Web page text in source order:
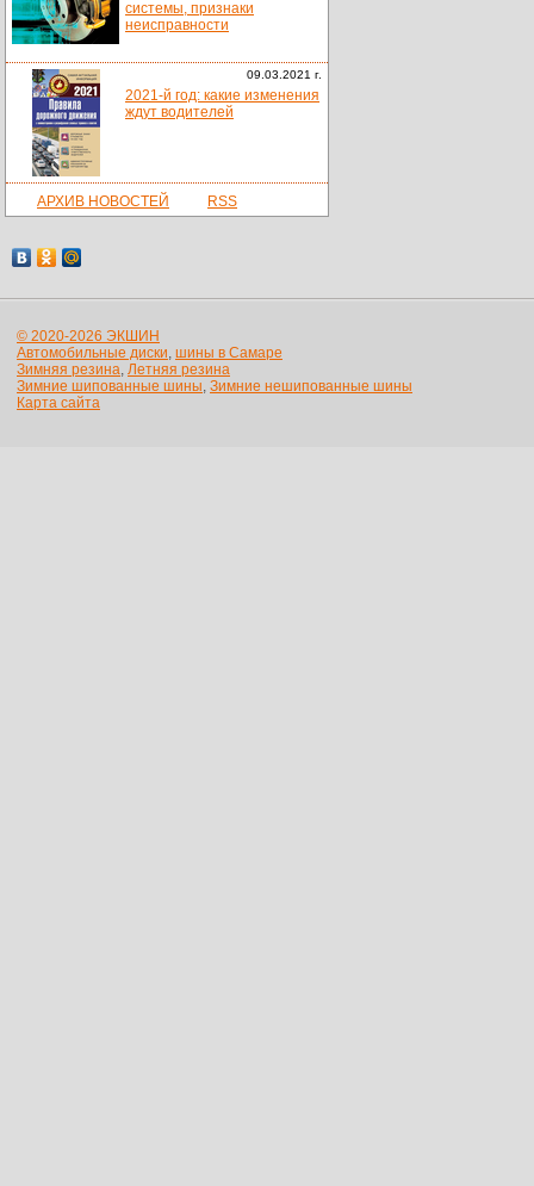
системы, признаки
неисправности
09.03.2021 г.
2021-й год: какие изменения
ждут водителей
АРХИВ НОВОСТЕЙ RSS
© 2020-2026 ЭКШИН
Автомобильные диски, шины в Самаре
Зимняя резина, Летняя резина
Зимние шипованные шины, Зимние нешипованные шины
Карта сайта